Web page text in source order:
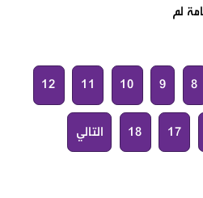
لم
8
9
10
11
12
17
18 التالي